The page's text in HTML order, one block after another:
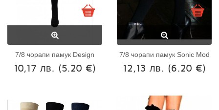
7/8 чорапи памук Design
10,17 лв. (5.20 €)
7/8 чорапи памук Sonic Mod
12,13 лв. (6.20 €)